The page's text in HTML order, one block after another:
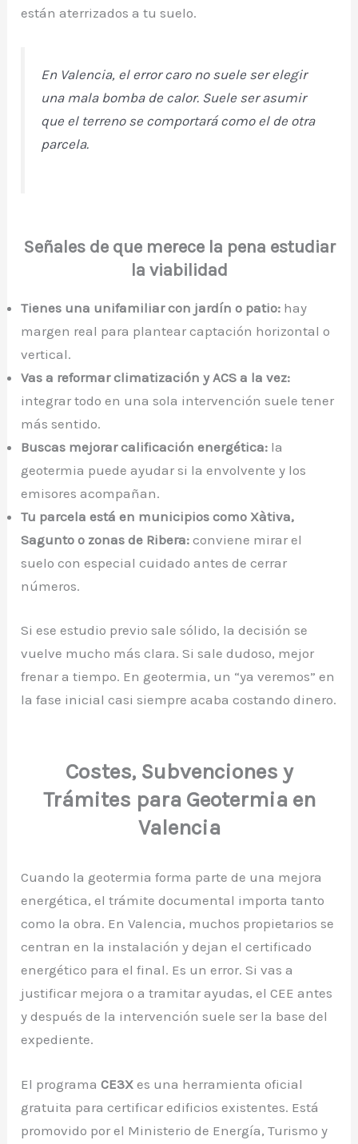
están aterrizados a tu suelo.
En Valencia, el error caro no suele ser elegir
una mala bomba de calor. Suele ser asumir
que el terreno se comportará como el de otra
parcela.
Señales de que merece la pena estudiar
la viabilidad
Tienes una unifamiliar con jardín o patio: hay
margen real para plantear captación horizontal o
vertical.
Vas a reformar climatización y ACS a la vez:
integrar todo en una sola intervención suele tener
más sentido.
Buscas mejorar calificación energética: la
geotermia puede ayudar si la envolvente y los
emisores acompañan.
Tu parcela está en municipios como Xàtiva,
Sagunto o zonas de Ribera: conviene mirar el
suelo con especial cuidado antes de cerrar
números.
Si ese estudio previo sale sólido, la decisión se
vuelve mucho más clara. Si sale dudoso, mejor
frenar a tiempo. En geotermia, un “ya veremos” en
la fase inicial casi siempre acaba costando dinero.
Costes, Subvenciones y
Trámites para Geotermia en
Valencia
Cuando la geotermia forma parte de una mejora
energética, el trámite documental importa tanto
como la obra. En Valencia, muchos propietarios se
centran en la instalación y dejan el certificado
energético para el final. Es un error. Si vas a
justificar mejora o a tramitar ayudas, el CEE antes
y después de la intervención suele ser la base del
expediente.
El programaCE3X es una herramienta oficial
gratuita para certificar edificios existentes. Está
promovido por el Ministerio de Energía, Turismo y